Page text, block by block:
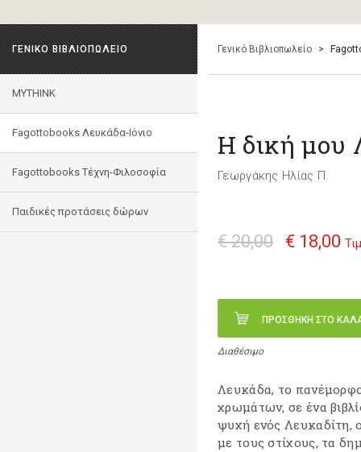
ΓΕΝΙΚΟ ΒΙΒΛΙΟΠΩΛΕΙΟ
MYTHINK
Fagottobooks Λευκάδα-Ιόνιο
Fagottobooks Τέχνη-Φιλοσοφία
Παιδικές προτάσεις δώρων
Γενικό Βιβλιοπωλείο >
Η δική μου
Γεωργάκης Ηλίας Π.
€ 20,00 € 18,00
ΠΡΟΣΘΗΚΗ ΣΤΟ
Διαθέσιμο
Λευκάδα, το
χρωμάτων, σε ένα
ψυχή ενός Λευκαδίτη,
με τους στίχους, τα